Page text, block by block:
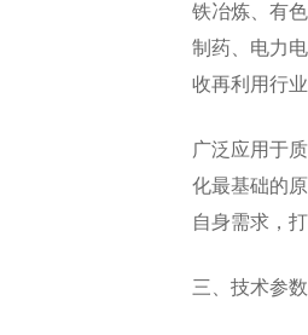
铁冶炼、有
制药、电力
收再利用行
广泛应用于
化最基础的
自身需求，
三、技术参